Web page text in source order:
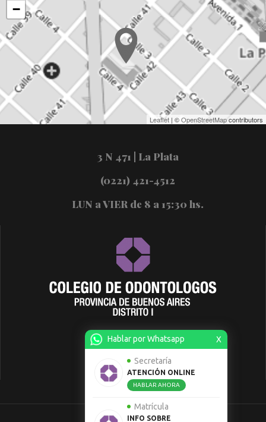
Hablar por Whatsapp X
Secretaría
ATENCIÓN ONLINE
HABLAR AHORA
Matrícula
INFO SOBRE
−
Leaflet | ©OpenStreetMapcontributors
3 N 471 | La Plata
(0221) 421-4512
LUN a VIER de 8 a 15:30 hs.